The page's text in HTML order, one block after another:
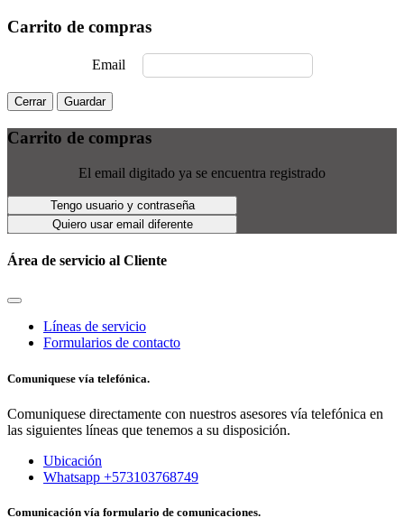
Carrito de compras
Email
Cerrar Guardar
Carrito de compras
El email digitado ya se encuentra registrado
Tengo usuario y contraseña
Quiero usar email diferente
Área de servicio al Cliente
Líneas de servicio
Formularios de contacto
Comuniquese vía telefónica.
Comuniquese directamente con nuestros asesores vía telefónica en
las siguientes líneas que tenemos a su disposición.
Ubicación
Whatsapp +573103768749
Comunicación vía formulario de comunicaciones.